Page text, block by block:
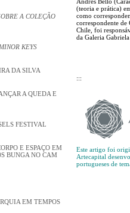
A COLEÇÃO
KEYS
DA SILVA
A QUEDA E
FESTIVAL
E ESPAÇO EM
BUNGA NO CAM
EM TEMPOS
(teoria e prática)
como
correspondente
Chile, foi
da Galeria
:::
Este artigo foi
Artecapital
portugueses de